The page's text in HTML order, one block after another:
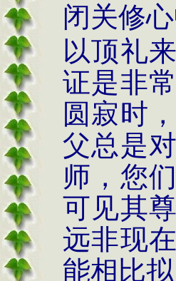
闭关修
以顶礼
证是非
圆寂时
父总是
师，您
可见其
远非现
能相比拟